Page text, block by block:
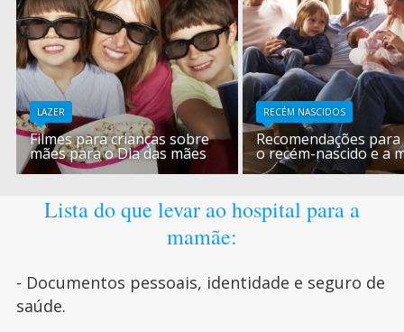
LAZER
Filmes para crianças sobre
mães para o Dia das mães
RECÉM NASCIDOS
Recomendações
o recém-nascido e a
Lista do que levar ao hospital para a
mamãe:
- Documentos pessoais, identidade e seguro de
saúde.